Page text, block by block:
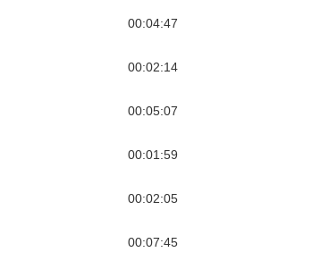
00:04:47
00:02:14
00:05:07
00:01:59
00:02:05
00:07:45